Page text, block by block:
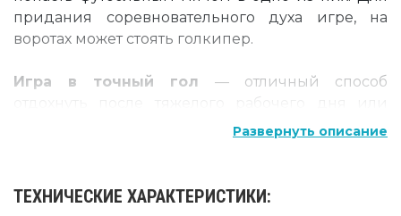
придания соревновательного духа игре, на
воротах может стоять голкипер.
Игра в точный гол — отличный способ
отдохнуть после тяжелого рабочего дня или
просто развеяться на природе и с
Развернуть описание
ТЕХНИЧЕСКИЕ ХАРАКТЕРИСТИКИ: